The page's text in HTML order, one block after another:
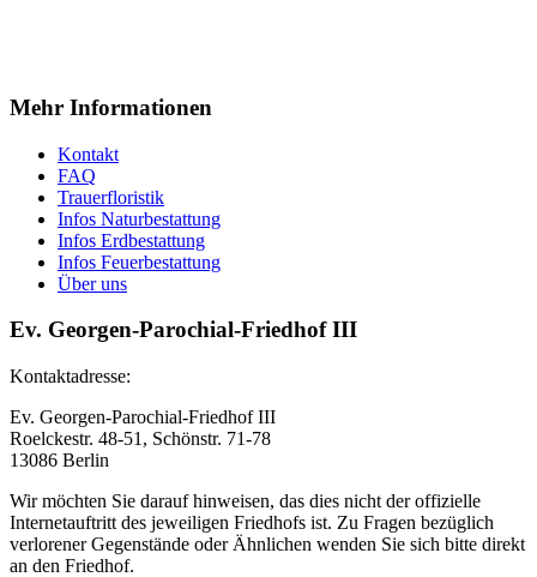
Mehr Informationen
Kontakt
FAQ
Trauerfloristik
Infos Naturbestattung
Infos Erdbestattung
Infos Feuerbestattung
Über uns
Ev. Georgen-Parochial-Friedhof III
Kontaktadresse:
Ev. Georgen-Parochial-Friedhof III
Roelckestr. 48-51, Schönstr. 71-78
13086 Berlin
Wir möchten Sie darauf hinweisen, das dies nicht der offizielle
Internetauftritt des jeweiligen Friedhofs ist. Zu Fragen bezüglich
verlorener Gegenstände oder Ähnlichen wenden Sie sich bitte direkt
an den Friedhof.